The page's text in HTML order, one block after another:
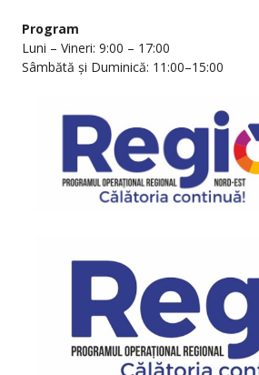
Program
Luni – Vineri: 9:00 – 17:00
Sâmbătă și Duminică: 11:00–15:00